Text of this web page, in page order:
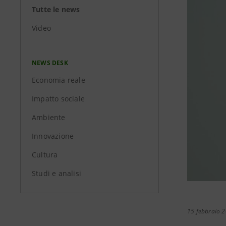
Tutte le news
Video
NEWS DESK
Economia reale
Impatto sociale
Ambiente
Innovazione
Cultura
Studi e analisi
15 febbraio